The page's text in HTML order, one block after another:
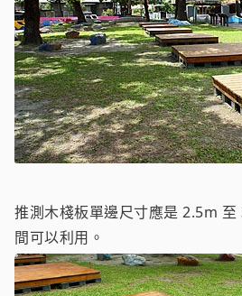
推測木棧板單邊尺寸應是 2.5m
間可以利用。